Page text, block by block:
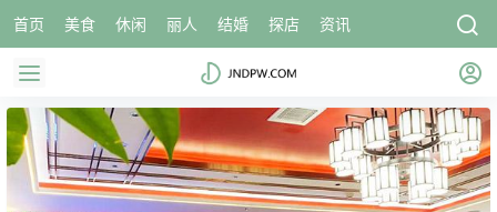
首页 美食 休闲 丽人 结婚 探店 资讯